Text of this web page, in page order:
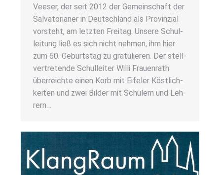
Veeser, der seit 2012 der Gemein­schaft der
Sal­va­to­ria­ner in Deutsch­land als Pro­vin­zi­al
vor­steht, am letz­ten Frei­tag. Unse­re Schul­
lei­tung ließ es sich nicht neh­men, ihm hier
zum 60. Geburts­tag zu gra­tu­lie­ren. Der stell­
ver­tre­ten­de Schul­lei­ter Wil­li Frau­en­rath
über­reich­te einen Korb mit Eife­l­er Köst­lich­
kei­ten und zwei Bil­der mit Schü­lern und Leh­
rern…